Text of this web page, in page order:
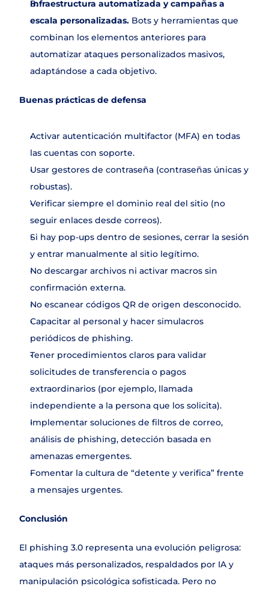
Infraestructura automatizada y campañas a
escala personalizadas. Bots y herramientas que
combinan los elementos anteriores para
automatizar ataques personalizados masivos,
adaptándose a cada objetivo.
Buenas prácticas de defensa
Activar autenticación multifactor (MFA) en todas
las cuentas con soporte.
Usar gestores de contraseña (contraseñas únicas y
robustas).
Verificar siempre el dominio real del sitio (no
seguir enlaces desde correos).
Si hay pop-ups dentro de sesiones, cerrar la sesión
y entrar manualmente al sitio legítimo.
No descargar archivos ni activar macros sin
confirmación externa.
No escanear códigos QR de origen desconocido.
Capacitar al personal y hacer simulacros
periódicos de phishing.
Tener procedimientos claros para validar
solicitudes de transferencia o pagos
extraordinarios (por ejemplo, llamada
independiente a la persona que los solicita).
Implementar soluciones de filtros de correo,
análisis de phishing, detección basada en
amenazas emergentes.
Fomentar la cultura de “detente y verifica” frente
a mensajes urgentes.
Conclusión
El phishing 3.0 representa una evolución peligrosa:
ataques más personalizados, respaldados por IA y
manipulación psicológica sofisticada. Pero no